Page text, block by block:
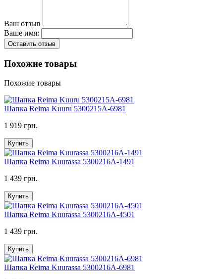
Ваш отзыв
Ваше имя:
Оставить отзыв
Похожие товары
Похожие товары
Шапка Reima Kuuru 5300215A-6981
1 919 грн.
Купить
Шапка Reima Kuurassa 5300216A-1491
1 439 грн.
Купить
Шапка Reima Kuurassa 5300216A-4501
1 439 грн.
Купить
Шапка Reima Kuurassa 5300216A-6981